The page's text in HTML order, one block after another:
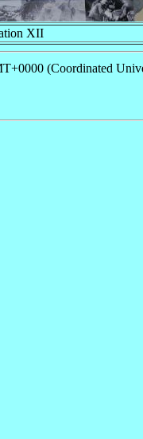
XII
(Coordinated